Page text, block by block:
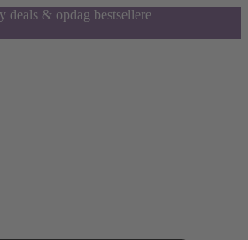
deals & opdag bestsellere